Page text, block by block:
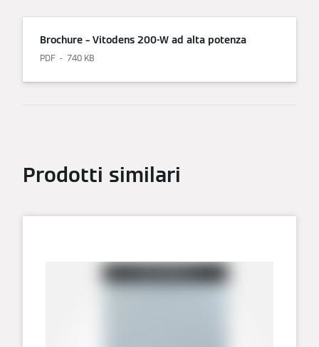
Brochure – Vitodens 200-W ad alta potenza
PDF 740 KB
Prodotti similari